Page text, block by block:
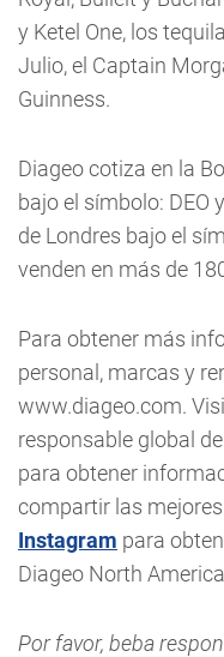
y Ketel One, los
Julio, el Captain
Guinness.
Diageo cotiza en la
bajo el símbolo: DEO
de Londres bajo el
venden en más de
Para obtener más
personal, marcas y
www.diageo.com.
responsable global
para obtener
compartir las
Instagram para
Diageo North
Por favor, beba